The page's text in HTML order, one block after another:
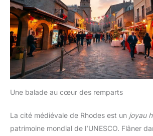
Une balade au cœur des remparts
La cité médiévale de Rhodes est un joyau
patrimoine mondial de l’UNESCO. Flâner